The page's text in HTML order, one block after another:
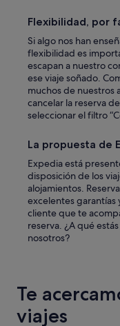
Flexibilidad, por
Si algo nos han
flexibilidad es
escapan a nuestro
ese viaje soñado.
muchos de nuestros
cancelar la reserva
seleccionar el filtro
La propuesta de
Expedia está
disposición de los
alojamientos.
excelentes garantías
cliente que te
reserva. ¿A qué
nosotros?
Te
viajes